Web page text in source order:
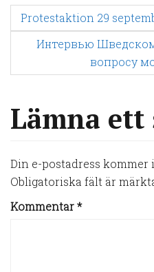
P
o
s
t
n
a
Protestaktion 29
Интервью
вопросу
Lämna ett
Din e-postadress kommer
Obligatoriska fält är
Kommentar*